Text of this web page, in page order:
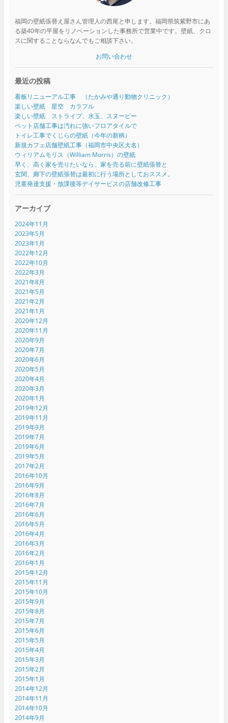
福岡の壁紙張替え屋さん管理人の西尾と申します。福岡県筑紫野市にあ
る築40年の平屋をリノベーションした事務所で営業中です。壁紙、クロ
スに関することならなんでもご相談下さい。
お問い合わせ
最近の投稿
看板リニューアル工事 （たかみや通り動物クリニック）
楽しい壁紙 星空 カラフル
楽しい壁紙 ストライプ、水玉、スヌーピー
ペット店舗工事は汚れに強いフロアタイルで
トイレ工事でくじらの壁紙（今年の新柄）
新規カフェ店舗壁紙工事（福岡市中央区大名）
ウィリアムモリス（William Morris）の壁紙
早く、高く家を売りたいなら、家を売る前に壁紙張替と
玄関、廊下の壁紙張替は最初に行う場所としておススメ。
児童発達支援・放課後等デイサービスの店舗改修工事
アーカイブ
2024年11月
2023年5月
2023年1月
2022年12月
2022年10月
2022年3月
2021年8月
2021年5月
2021年2月
2021年1月
2020年12月
2020年11月
2020年9月
2020年7月
2020年6月
2020年5月
2020年4月
2020年3月
2020年1月
2019年12月
2019年11月
2019年9月
2019年7月
2019年6月
2019年5月
2017年2月
2016年10月
2016年9月
2016年8月
2016年7月
2016年6月
2016年5月
2016年4月
2016年3月
2016年2月
2016年1月
2015年12月
2015年11月
2015年10月
2015年9月
2015年8月
2015年7月
2015年6月
2015年5月
2015年4月
2015年3月
2015年2月
2015年1月
2014年12月
2014年11月
2014年10月
2014年9月